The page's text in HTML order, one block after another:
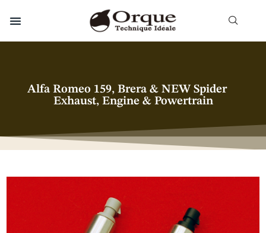
Alfa Romeo 159, Brera & NEW Spider
Exhaust, Engine & Powertrain